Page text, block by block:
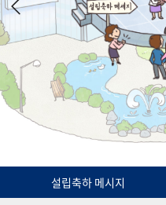
사진 아카이브 문서 기록물
50+1 주년 기념
성과 50선 숫자로 보는 50년
세계와 함께 한 KIHASA
VR 역사관
설립축하 메시지